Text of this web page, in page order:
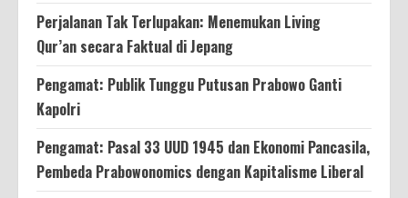
Perjalanan Tak Terlupakan: Menemukan Living
Qur’an secara Faktual di Jepang
Pengamat: Publik Tunggu Putusan Prabowo Ganti
Kapolri
Pengamat: Pasal 33 UUD 1945 dan Ekonomi Pancasila,
Pembeda Prabowonomics dengan Kapitalisme Liberal